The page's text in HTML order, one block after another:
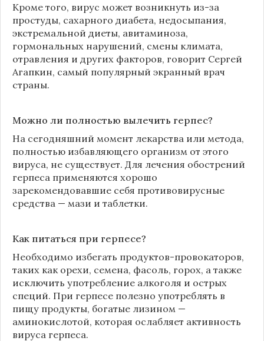
Кроме того, вирус может возникнуть из-за
простуды, сахарного диабета, недосыпания,
экстремальной диеты, авитаминоза,
гормональных нарушений, смены климата,
отравления и других факторов, говорит Сергей
Агапкин, самый популярный экранный врач
страны.
Можно ли полностью вылечить герпес?
На сегодняшний момент лекарства или метода,
полностью избавляющего организм от этого
вируса, не существует. Для лечения обострений
герпеса применяются хорошо
зарекомендовавшие себя противовирусные
средства — мази и таблетки.
Как питаться при герпесе?
Необходимо избегать продуктов-провокаторов,
таких как орехи, семена, фасоль, горох, а также
исключить употребление алкоголя и острых
специй. При герпесе полезно употреблять в
пищу продукты, богатые лизином —
аминокислотой, которая ослабляет активность
вируса герпеса.